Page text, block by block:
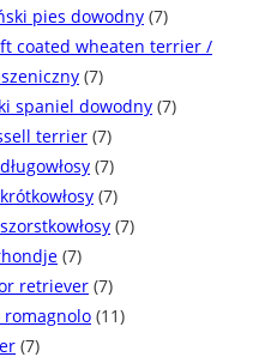
pies dowodny (7)
coated wheaten terrier /
(7)
spaniel dowodny (7)
terrier (7)
(7)
(7)
(7)
(7)
retriever (7)
romagnolo (11)
(7)